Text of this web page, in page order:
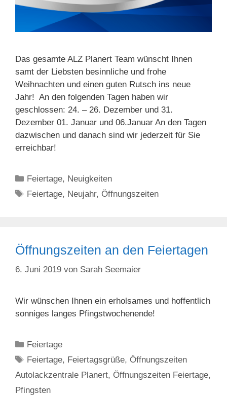
Das gesamte ALZ Planert Team wünscht Ihnen
samt der Liebsten besinnliche und frohe
Weihnachten und einen guten Rutsch ins neue
Jahr! An den folgenden Tagen haben wir
geschlossen: 24. – 26. Dezember und 31.
Dezember 01. Januar und 06.Januar An den Tagen
dazwischen und danach sind wir jederzeit für Sie
erreichbar!
Kategorien
Feiertage, Neuigkeiten
Schlagwörter
Feiertage, Neujahr,Öffnungszeiten
Öffnungszeiten an den Feiertagen
6. Juni 2019 von Sarah Seemaier
Wir wünschen Ihnen ein erholsames und hoffentlich
sonniges langes Pfingstwochenende!
Kategorien
Feiertage
Schlagwörter
Feiertage, Feiertagsgrüße,Öffnungszeiten
Autolackzentrale Planert, Öffnungszeiten Feiertage,
Pfingsten